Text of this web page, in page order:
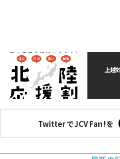
上越
Twitter でJCV Fan !を